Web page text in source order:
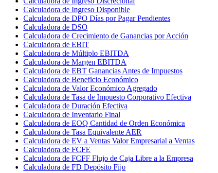
Calculadora de Ingreso Disponible
Calculadora de DPO Días por Pagar Pendientes
Calculadora de DSO
Calculadora de Crecimiento de Ganancias por Acción
Calculadora de EBIT
Calculadora de Múltiplo EBITDA
Calculadora de Margen EBITDA
Calculadora de EBT Ganancias Antes de Impuestos
Calculadora de Beneficio Económico
Calculadora de Valor Económico Agregado
Calculadora de Tasa de Impuesto Corporativo Efectiva
Calculadora de Duración Efectiva
Calculadora de Inventario Final
Calculadora de EOQ Cantidad de Orden Económica
Calculadora de Tasa Equivalente AER
Calculadora de EV a Ventas Valor Empresarial a Ventas
Calculadora de FCFE
Calculadora de FCFF Flujo de Caja Libre a la Empresa
Calculadora de FD Depósito Fijo